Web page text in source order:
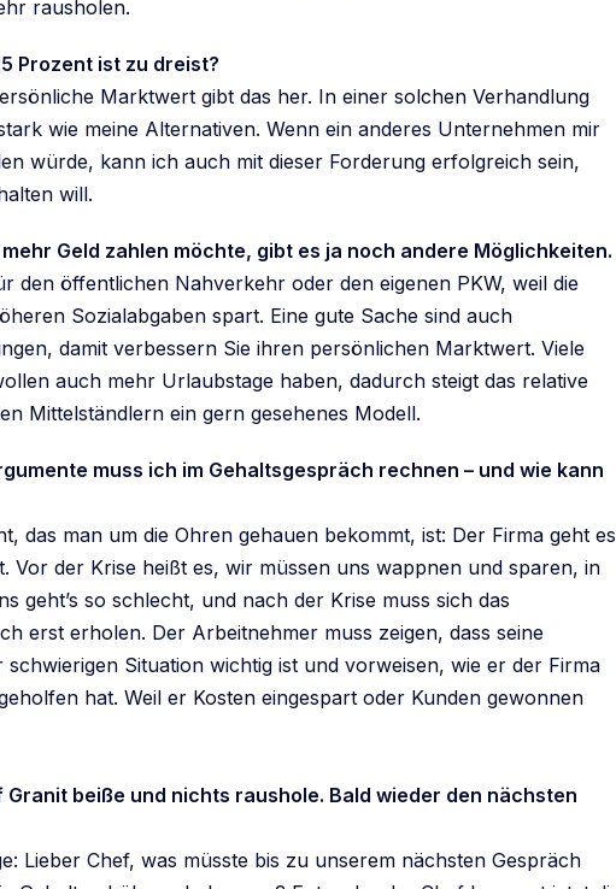
rausholen.
Prozent ist zu dreist?
Marktwert gibt das her. In einer solchen Verhandlung
wie meine Alternativen. Wenn ein anderes Unternehmen mir
würde, kann ich auch mit dieser Forderung erfolgreich sein,
will.
Geld zahlen möchte, gibt es ja noch andere Möglichkeiten.
den öffentlichen Nahverkehr oder den eigenen PKW, weil die
Sozialabgaben spart. Eine gute Sache sind auch
damit verbessern Sie ihren persönlichen Marktwert. Viele
auch mehr Urlaubstage haben, dadurch steigt das relative
Mittelständlern ein gern gesehenes Modell.
muss ich im Gehaltsgespräch rechnen – und wie kann
das man um die Ohren gehauen bekommt, ist: Der Firma geht es
Vor der Krise heißt es, wir müssen uns wappnen und sparen, in
geht’s so schlecht, und nach der Krise muss sich das
erst erholen. Der Arbeitnehmer muss zeigen, dass seine
schwierigen Situation wichtig ist und vorweisen, wie er der Firma
hat. Weil er Kosten eingespart oder Kunden gewonnen
Granit beiße und nichts raushole. Bald wieder den nächsten
Lieber Chef, was müsste bis zu unserem nächsten Gespräch